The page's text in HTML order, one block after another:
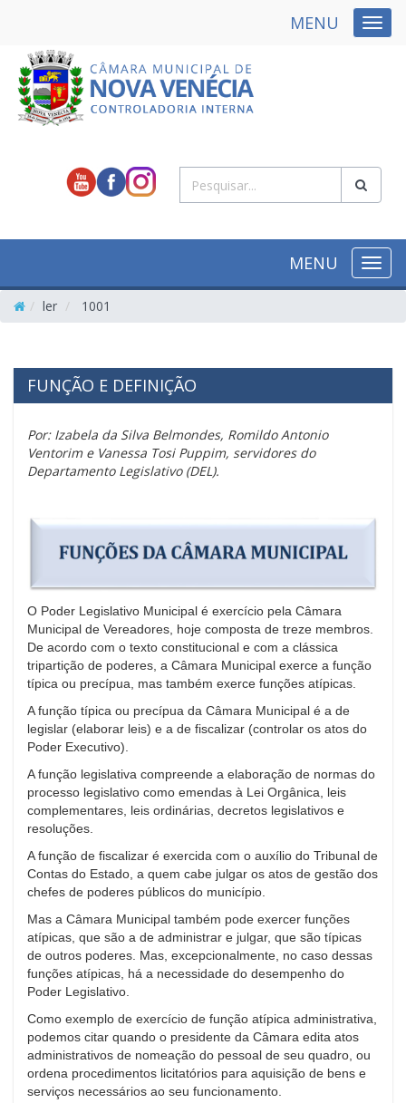
MENU
MENU
ler 1001
FUNÇÃO E DEFINIÇÃO
Por: Izabela da Silva Belmondes, Romildo Antonio
Ventorim e Vanessa Tosi Puppim, servidores do
Departamento Legislativo (DEL).
O Poder Legislativo Municipal é exercício pela Câmara
Municipal de Vereadores, hoje composta de treze membros.
De acordo com o texto constitucional e com a clássica
tripartição de poderes, a Câmara Municipal exerce a função
típica ou precípua, mas também exerce funções atípicas.
A função típica ou precípua da Câmara Municipal é a de
legislar (elaborar leis) e a de fiscalizar (controlar os atos do
Poder Executivo).
A função legislativa compreende a elaboração de normas do
processo legislativo como emendas à Lei Orgânica, leis
complementares, leis ordinárias, decretos legislativos e
resoluções.
A função de fiscalizar é exercida com o auxílio do Tribunal de
Contas do Estado, a quem cabe julgar os atos de gestão dos
chefes de poderes públicos do município.
Mas a Câmara Municipal também pode exercer funções
atípicas, que são a de administrar e julgar, que são típicas
de outros poderes. Mas, excepcionalmente, no caso dessas
funções atípicas, há a necessidade do desempenho do
Poder Legislativo.
Como exemplo de exercício de função atípica administrativa,
podemos citar quando o presidente da Câmara edita atos
administrativos de nomeação do pessoal de seu quadro, ou
ordena procedimentos licitatórios para aquisição de bens e
serviços necessários ao seu funcionamento.